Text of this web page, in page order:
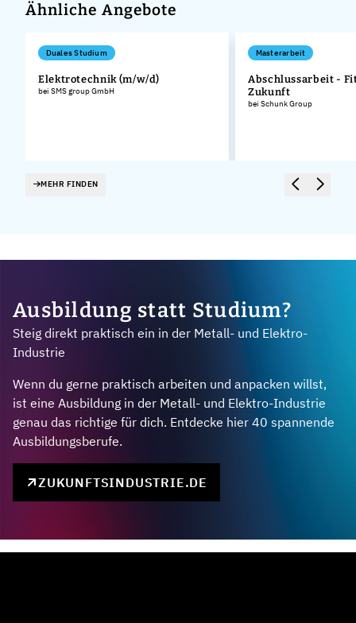
Ähnliche Angebote
Duales Studium
Elektrotechnik (m/w/d)
bei SMS group GmbH
Masterarbeit
Abschlussarbeit -
Zukunft
bei Schunk Group
MEHR FINDEN
Ausbildung statt Studium?
Steig direkt praktisch ein in der Metall- und Elektro-
Industrie
Wenn du gerne praktisch arbeiten und anpacken willst,
ist eine Ausbildung in der Metall- und Elektro-Industrie
genau das richtige für dich. Entdecke hier 40 spannende
Ausbildungsberufe.
ZUKUNFTSINDUSTRIE.DE